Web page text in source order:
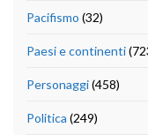
Pacifismo (32)
Paesi e continenti
Personaggi(458)
Politica (249)